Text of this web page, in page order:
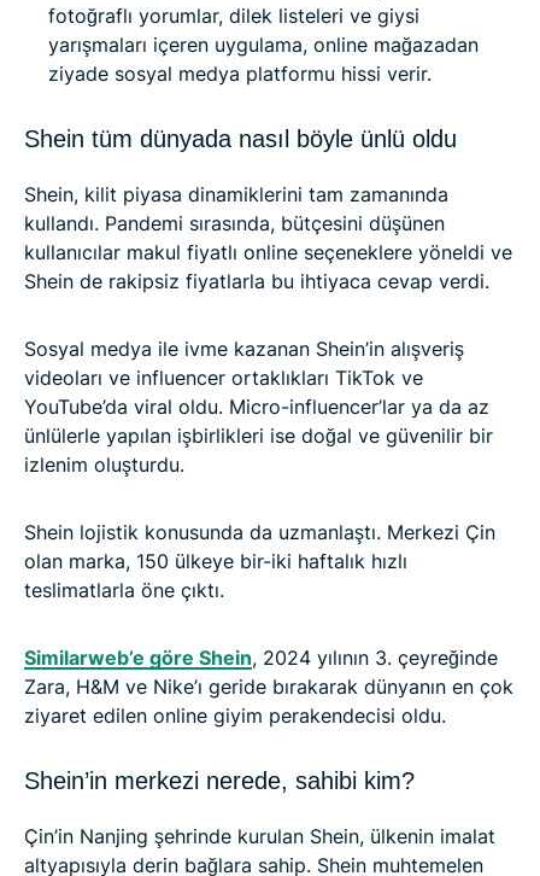
fotoğraflı yorumlar, dilek listeleri ve giysi
yarışmaları içeren uygulama, online mağazadan
ziyade sosyal medya platformu hissi verir.
Shein tüm dünyada nasıl böyle ünlü oldu
Shein, kilit piyasa dinamiklerini tam zamanında
kullandı. Pandemi sırasında, bütçesini düşünen
kullanıcılar makul fiyatlı online seçeneklere yöneldi ve
Shein de rakipsiz fiyatlarla bu ihtiyaca cevap verdi.
Sosyal medya ile ivme kazanan Shein’in alışveriş
videoları ve influencer ortaklıkları TikTok ve
YouTube’da viral oldu. Micro-influencer’lar ya da az
ünlülerle yapılan işbirlikleri ise doğal ve güvenilir bir
izlenim oluşturdu.
Shein lojistik konusunda da uzmanlaştı. Merkezi Çin
olan marka, 150 ülkeye bir-iki haftalık hızlı
teslimatlarla öne çıktı.
Similarweb’e göre Shein, 2024 yılının 3. çeyreğinde
Zara, H&M ve Nike’ı geride bırakarak dünyanın en çok
ziyaret edilen online giyim perakendecisi oldu.
Shein’in merkezi nerede, sahibi kim?
Çin’in Nanjing şehrinde kurulan Shein, ülkenin imalat
altyapısıyla derin bağlara sahip. Shein muhtemelen